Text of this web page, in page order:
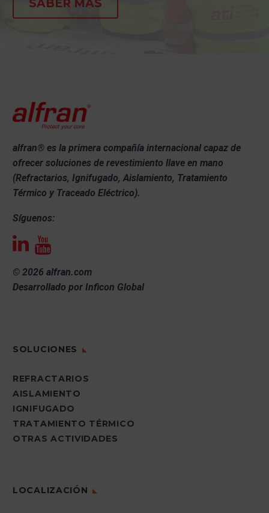
El sistema
optimizado para asegurar un
empaquetamiento superior del material, lo
que resulta en una menor porosidad y una
mayor resistencia tanto a nivel mecánico
como térmico. Esto es crucial para
BENEFICIOS OPERATIVOS DE
ALFRANJET®
permite aplicar hormigón refractario
con rapidez y eficiencia, lo que
Durabilidad y resistencia
SABER MÁS
alfran® es la primera compañía internacional capaz de
ofrecer soluciones de revestimiento llave en mano
(Refractarios, Ignifugado, Aislamiento, Tratamiento
Térmico y Traceado Eléctrico).
Síguenos:
© 2026 alfran.com
Desarrollado por Inficon Global
SOLUCIONES
REFRACTARIOS
AISLAMIENTO
IGNIFUGADO
TRATAMIENTO TÉRMICO
OTRAS ACTIVIDADES
LOCALIZACIÓN